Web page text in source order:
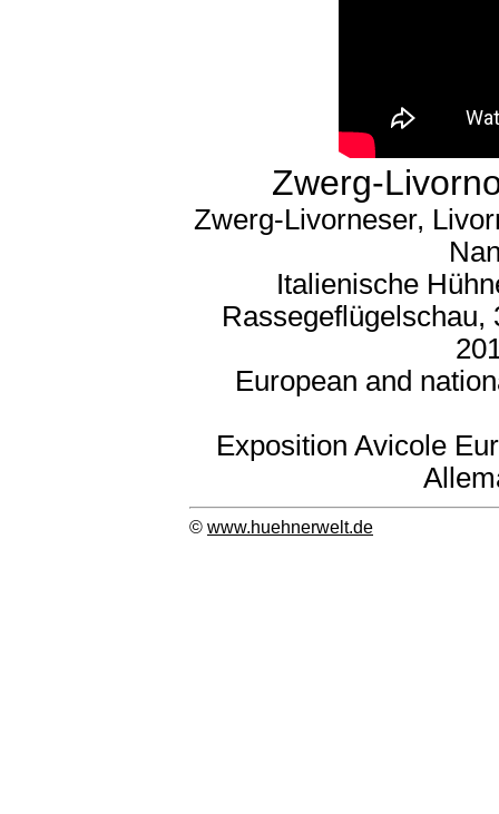
Zwerg-
Zwerg-Livorneser,
Italienische
Rassegeflügelschau,
European and
Exposition Avicole
© www.huehnerwelt.de